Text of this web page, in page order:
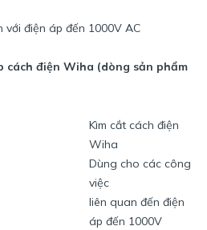
điện áp đến 1000V AC
điện Wiha (dòng sản phẩm
Kìm cắt cách điện
Wiha
Dùng cho các công
việc
liên quan đến điện
áp đến 1000V